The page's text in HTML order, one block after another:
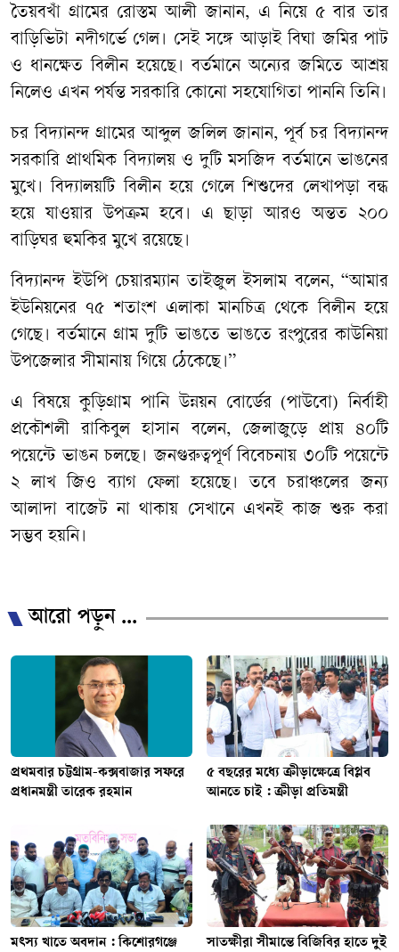
তৈয়বখাঁ গ্রামের রোস্তম আলী জানান, এ নিয়ে ৫ বার তার
বাড়িভিটা নদীগর্ভে গেল। সেই সঙ্গে আড়াই বিঘা জমির পাট
ও ধানক্ষেত বিলীন হয়েছে। বর্তমানে অন্যের জমিতে আশ্রয়
নিলেও এখন পর্যন্ত সরকারি কোনো সহযোগিতা পাননি তিনি।
চর বিদ্যানন্দ গ্রামের আব্দুল জলিল জানান, পূর্ব চর বিদ্যানন্দ
সরকারি প্রাথমিক বিদ্যালয় ও দুটি মসজিদ বর্তমানে ভাঙনের
মুখে। বিদ্যালয়টি বিলীন হয়ে গেলে শিশুদের লেখাপড়া বন্ধ
হয়ে যাওয়ার উপক্রম হবে। এ ছাড়া আরও অন্তত ২০০
বাড়িঘর হুমকির মুখে রয়েছে।
বিদ্যানন্দ ইউপি চেয়ারম্যান তাইজুল ইসলাম বলেন, “আমার
ইউনিয়নের ৭৫ শতাংশ এলাকা মানচিত্র থেকে বিলীন হয়ে
গেছে। বর্তমানে গ্রাম দুটি ভাঙতে ভাঙতে রংপুরের কাউনিয়া
উপজেলার সীমানায় গিয়ে ঠেকেছে।”
এ বিষয়ে কুড়িগ্রাম পানি উন্নয়ন বোর্ডের (পাউবো) নির্বাহী
প্রকৌশলী রাকিবুল হাসান বলেন, জেলাজুড়ে প্রায় ৪০টি
পয়েন্টে ভাঙন চলছে। জনগুরুত্বপূর্ণ বিবেচনায় ৩০টি পয়েন্টে
২ লাখ জিও ব্যাগ ফেলা হয়েছে। তবে চরাঞ্চলের জন্য
আলাদা বাজেট না থাকায় সেখানে এখনই কাজ শুরু করা
সম্ভব হয়নি।
আরো পড়ুন ...
প্রথমবার চট্টগ্রাম-কক্সবাজার সফরে
প্রধানমন্ত্রী তারেক রহমান
৫ বছরের মধ্যে ক্রীড়াক্ষেত্রে বিপ্লব
আনতে চাই : ক্রীড়া প্রতিমন্ত্রী
মৎস্য খাতে অবদান : কিশোরগঞ্জে
সাতক্ষীরা সীমান্তে বিজিবির হাতে দুই